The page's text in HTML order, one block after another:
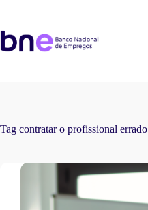
Tag contratar o profissional errado